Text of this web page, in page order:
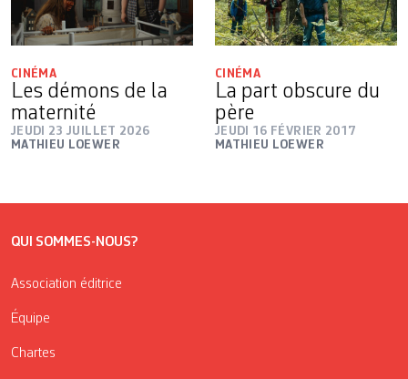
CINÉMA
Les démons de la
maternité
JEUDI 23 JUILLET 2026
MATHIEU LOEWER
CINÉMA
La part obscure du
père
JEUDI 16 FÉVRIER 2017
MATHIEU LOEWER
QUI SOMMES-NOUS?
Association éditrice
Équipe
Chartes